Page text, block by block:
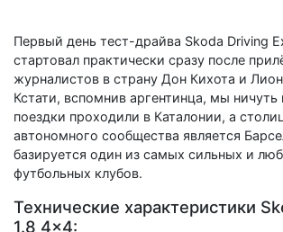
Первый день тест-драйва Skoda Driving
стартовал практически сразу после
журналистов в страну Дон Кихота и
Кстати, вспомнив аргентинца, мы
поездки проходили в Каталонии, а
автономного сообщества является
базируется один из самых сильных и
футбольных клубов.
Технические характеристики
1.8 4x4: